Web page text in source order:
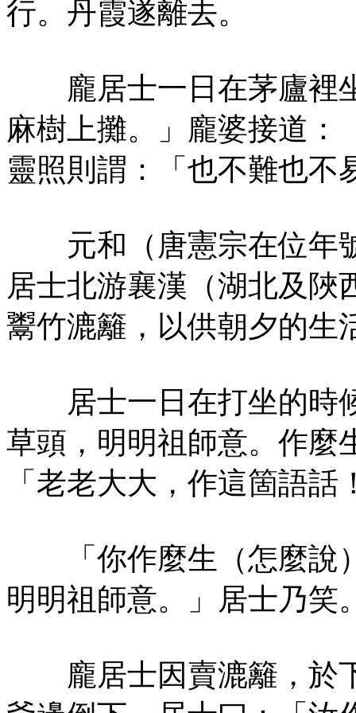
行。丹霞遂離去。
龐居士一日在茅廬裡
麻樹上攤。」龐婆接道：
靈照則謂：「也不難也不
元和（唐憲宗在位年
居士北游襄漢（湖北及陜
鬻竹漉籬，以供朝夕的生
居士一日在打坐的時
草頭，明明祖師意。作麼
「老老大大，作這箇語話
「你作麼生（怎麼說
明明祖師意。」居士乃笑
龐居士因賣漉籬，於